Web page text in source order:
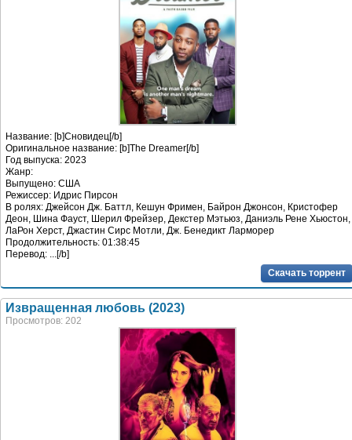
Название: [b]Сновидец[/b]
Оригинальное название: [b]The Dreamer[/b]
Год выпуска: 2023
Жанр:
Выпущено: США
Режиссер: Идрис Пирсон
В ролях: Джейсон Дж. Баттл, Кешун Фримен, Байрон Джонсон, Кристофер
Деон, Шина Фауст, Шерил Фрейзер, Декстер Мэтьюз, Даниэль Рене Хьюстон,
ЛаРон Херст, Джастин Сирс Мотли, Дж. Бенедикт Ларморер
Продолжительность: 01:38:45
Перевод: ...[/b]
Скачать торрент
Извращенная любовь (2023)
Просмотров: 202